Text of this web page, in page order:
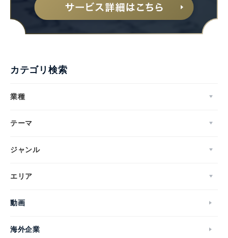
カテゴリ検索
業種
テーマ
ジャンル
エリア
動画
海外企業
English